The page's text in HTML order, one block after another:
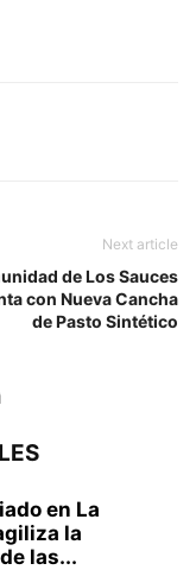
Next article
de Los Sauces
con Nueva Cancha
de Pasto Sintético
en La
la
las...